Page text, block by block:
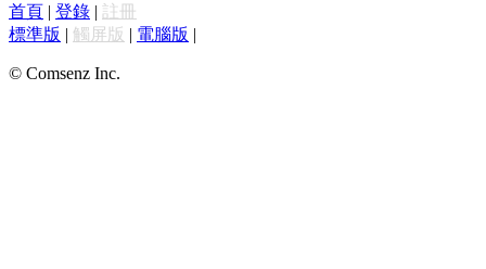
首頁 | 登錄 | 註冊
標準版 | 觸屏版 | 電腦版 |
© Comsenz Inc.